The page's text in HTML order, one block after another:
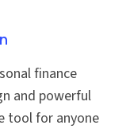
finance
and powerful
tool for anyone